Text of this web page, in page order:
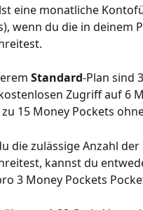
eine monatliche
wenn du die in deinem
Standard-Plan sind
Zugriff auf 6
15 Money Pockets
die zulässige Anzahl
kannst du
3 Money Pockets